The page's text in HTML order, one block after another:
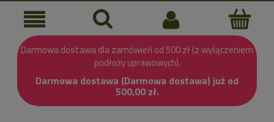
Darmowa dostawa dla zamówień od 500 zł (z wyłączeniem
podłoży uprawowych).
Darmowa dostawa (Darmowa dostawa) już od
500,00 zł.